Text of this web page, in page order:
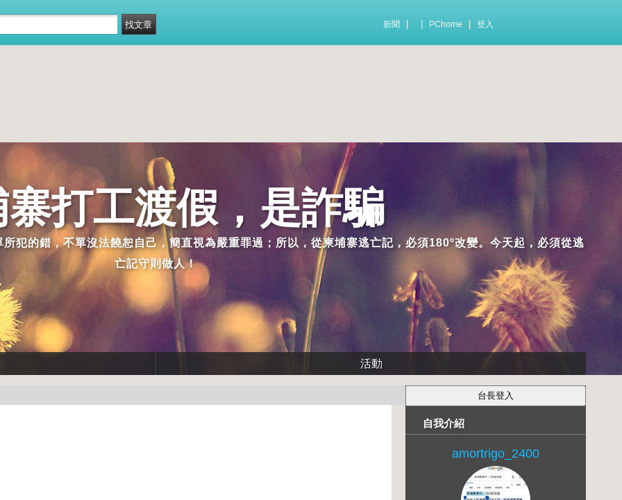
新聞 PChome 登入
寨打工渡假，是詐騙
犯的錯，不單沒法饒恕自己，簡直視為嚴重罪過；所以，從柬埔寨逃亡記，必須180º改變。今天起，必須從逃
亡記守則做人！
活動
自我介紹
amortrigo_2400